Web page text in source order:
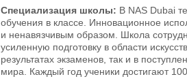
Специализация школы: В NAS Dubai
обучения в классе. Инновационное
и ненавязчивым образом. Школа
усиленную подготовку в области
результатах экзаменов, так и в
мира. Каждый год ученики достигают